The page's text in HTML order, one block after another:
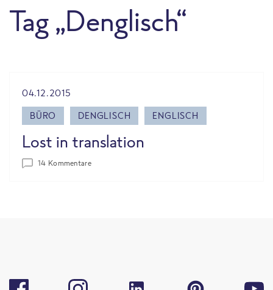
Tag „Denglisch“
04.12.2015
BÜRO
DENGLISCH ENGLISCH
Lost in translation
14 Kommentare